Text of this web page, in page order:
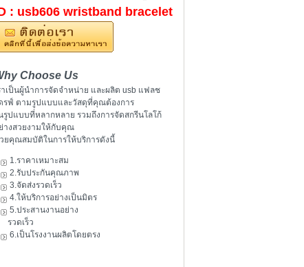
: usb606 wristband bracelet
Choose Us
าเป็นผู้นำการจัดจำหน่าย และผลิต usb แฟลช
รฟ์ ตามรูปแบบและวัสดุที่คุณต้องการ
รูปแบบที่หลากหลาย รวมถึงการจัดสกรีนโลโก้
างสวยงามให้กับคุณ
ยคุณสมบัติในการให้บริการดังนี้
1.ราคาเหมาะสม
2.รับประกันคุณภาพ
3.จัดส่งรวดเร็ว
4.ให้บริการอย่างเป็นมิตร
5.ประสานงานอย่าง
รวดเร็ว
6.เป็นโรงงานผลิตโดยตรง